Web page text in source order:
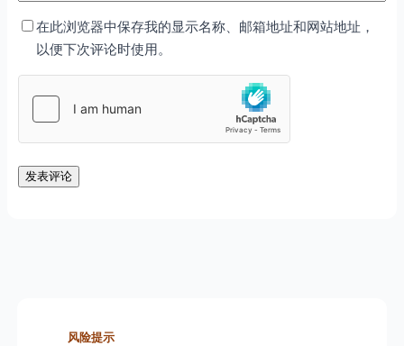
在此浏览器中保存我的显示名称、邮箱地址和网站地址，
以便下次评论时使用。
风险提示